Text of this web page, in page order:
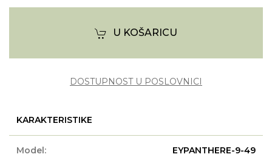
U KOŠARICU
DOSTUPNOST U POSLOVNICI
KARAKTERISTIKE
Model: EYPANTHERE-9-49